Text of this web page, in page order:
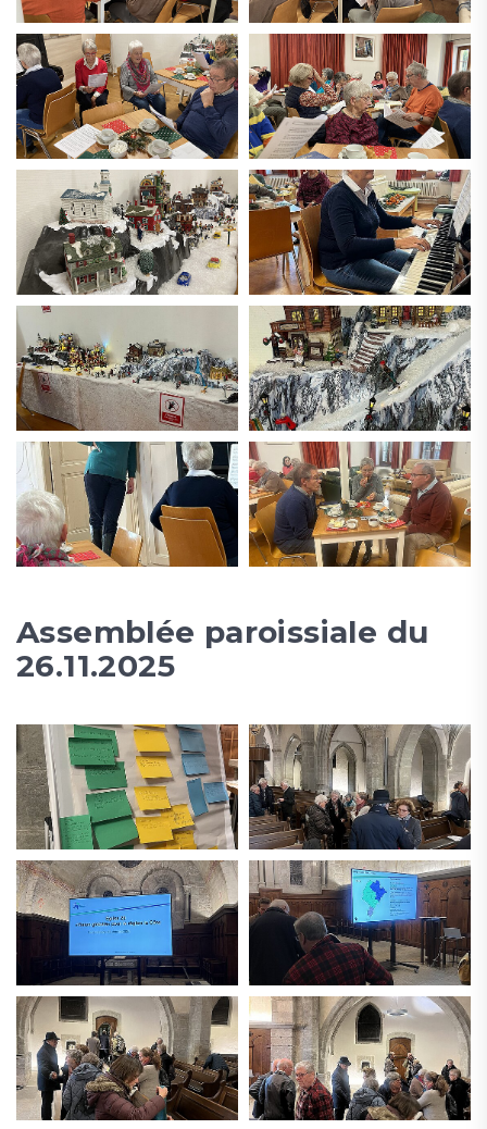
Assemblée paroissiale du
26.11.2025